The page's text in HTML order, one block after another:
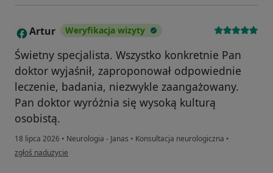
A Artur Weryfikacja wizyty
Świetny specjalista. Wszystko konkretnie Pan
doktor wyjaśnił, zaproponował odpowiednie
leczenie, badania, niezwykle zaangażowany.
Pan doktor wyróżnia się wysoką kulturą
osobistą.
18 lipca 2026 • Neurologia - Janas • Konsultacja neurologiczna •
w opinii użytkownika Artur
zgłoś nadużycie